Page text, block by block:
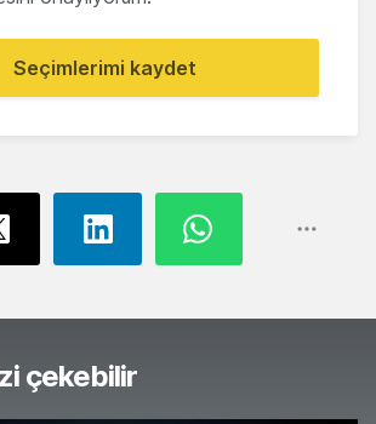
Seçimlerimi kaydet
çekebilir